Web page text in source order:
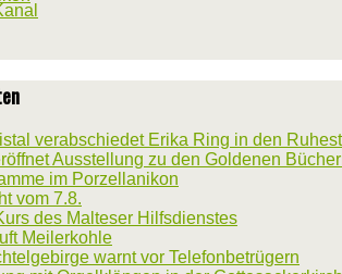
verabschiedet Erika Ring in den
Ausstellung zu den Goldenen
im Porzellanikon
vom 7.8.
des Malteser Hilfsdienstes
Meilerkohle
warnt vor Telefonbetrügern